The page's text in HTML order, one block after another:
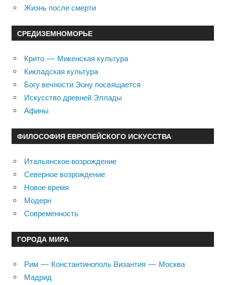
Жизнь после смерти
СРЕДИЗЕМНОМОРЬЕ
Крито — Микенская культура
Кикладская культура
Богу вечности Эону посвящается
Искусство древней Эллады
Афины
ФИЛОСОФИЯ ЕВРОПЕЙСКОГО ИСКУССТВА
Итальянское возрождение
Северное возрождение
Новое время
Модерн
Современность
ГОРОДА МИРА
Рим — Константинополь Византия — Москва
Мадрид